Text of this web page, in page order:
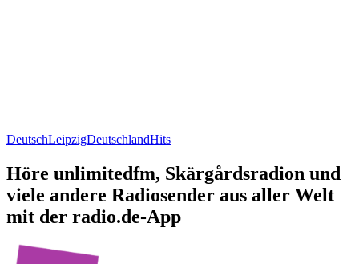
DeutschLeipzigDeutschlandHits
Höre unlimitedfm, Skärgårdsradion und
viele andere Radiosender aus aller Welt
mit der radio.de-App